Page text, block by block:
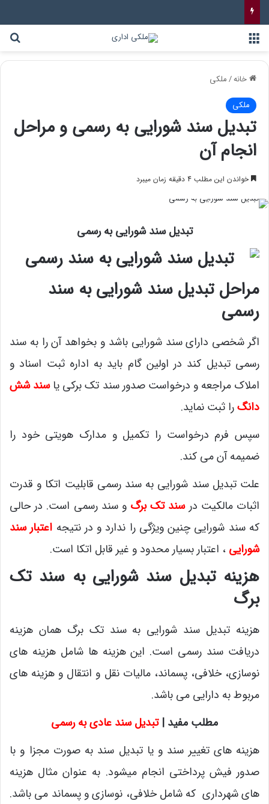
خانه/ملکی
ملکی
تبدیل سند شورایی به رسمی و مراحل
انجام آن
خواندن این مطلب 4 دقیقه زمان میبرد
تبدیل سند شورایی به رسمی
مراحل تبدیل سند شورایی به سند
رسمی
اگر شخصی دارای سند شورایی باشد و بخواهد آن را به سند
رسمی تبدیل کند در اولین گام باید به اداره ثبت اسناد و
املاک مراجعه و درخواست صدور سند تک برکی یاسند شش
دانگرا ثبت نماید.
سپس فرم درخواست را تکمیل و مدارک هویتی خود را
ضمیمه آن می کند.
علت تبدیل سند شورایی به سند رسمی قابلیت اتکا و قدرت
اثبات مالکیت درسند تک برگ و سند رسمی است. در حالی
که سند شورایی چنین ویژگی را ندارد و در نتیجه اعتبار سند
شورایی ، اعتبار بسیار محدود و غیر قابل اتکا است.
هزینه تبدیل سند شورایی به سند تک
برگ
هزینه تبدیل سند شورایی به سند تک برگ همان هزینه
دریافت سند رسمی است. این هزینه ها شامل هزینه های
نوسازی، خلافی، پسماند، مالیات نقل و انتقال و هزینه های
مربوط به دارایی می باشد.
مطلب مفید |تبدیل سند عادی به رسمی
هزینه های تغییر سند و یا تبدیل سند به صورت مجزا و با
صدور فیش پرداختی انجام میشود. به عنوان مثال هزینه
های شهرداری که شامل خلافی، نوسازی و پسماند می باشد.